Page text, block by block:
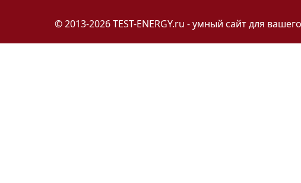
© 2013-2026 TEST-ENERGY.ru - умный сайт для